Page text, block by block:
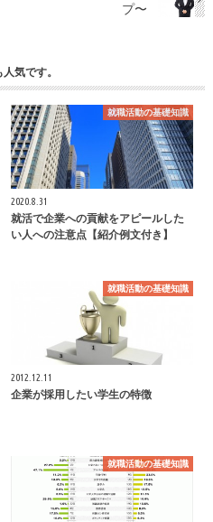
プ〜
気です。
就職活動の基礎知識
2020.8.31
就活で企業への貢献をアピールした
い人への注意点【紹介例文付き】
就職活動の基礎知識
2012.12.11
企業が採用したい学生の特徴
就職活動の基礎知識